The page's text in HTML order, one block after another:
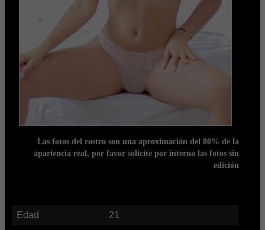
Las fotos del rostro son una aproximación del 80% de la
apariencia real, por favor solicite por interno las fotos sin
edición
Edad 21